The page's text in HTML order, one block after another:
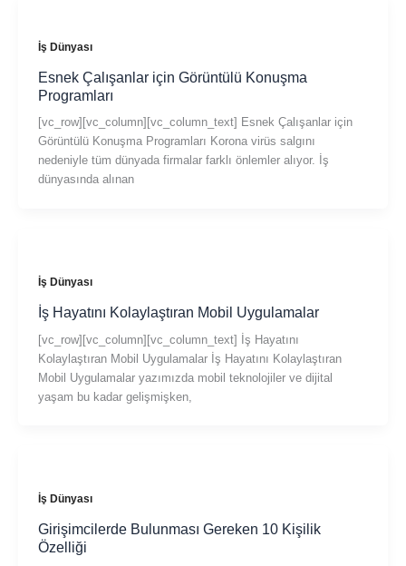
İş Dünyası
Esnek Çalışanlar için Görüntülü Konuşma
Programları
[vc_row][vc_column][vc_column_text] Esnek Çalışanlar için
Görüntülü Konuşma Programları Korona virüs salgını
nedeniyle tüm dünyada firmalar farklı önlemler alıyor. İş
dünyasında alınan
İş Dünyası
İş Hayatını Kolaylaştıran Mobil Uygulamalar
[vc_row][vc_column][vc_column_text] İş Hayatını
Kolaylaştıran Mobil Uygulamalar İş Hayatını Kolaylaştıran
Mobil Uygulamalar yazımızda mobil teknolojiler ve dijital
yaşam bu kadar gelişmişken,
İş Dünyası
Girişimcilerde Bulunması Gereken 10 Kişilik
Özelliği